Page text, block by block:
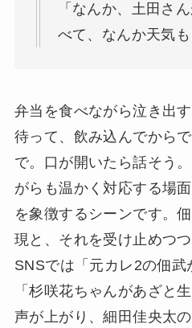
「なんか、土田さ
べて、なんか天気も
弁当を食べながら泣き出
待って、飲み込んでから
で。口が開いたら話そう
がらも温かく対応する場
を象徴するシーンです。
現と、それを受け止めつ
SNSでは「元カレ2の佃武
「杉咲花ちゃんがあざと
声が上がり、細田佳央太